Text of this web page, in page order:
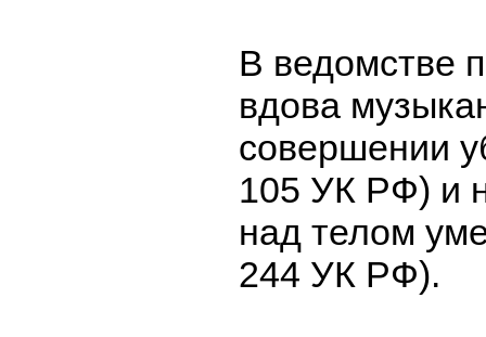
В ведомстве
вдова
совершении
105 УК РФ) и
над телом
244 УК РФ).